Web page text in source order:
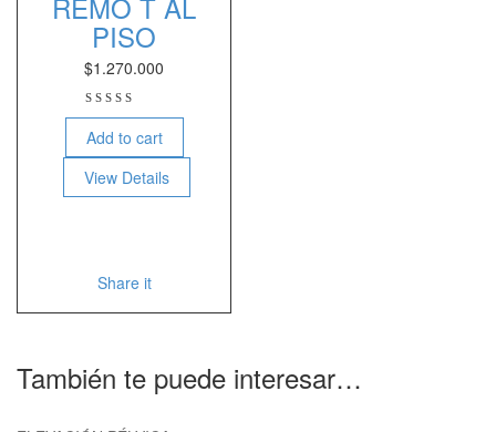
PISO
$1.270.000
Add to cart
View Details
Share it
También te puede interesar…